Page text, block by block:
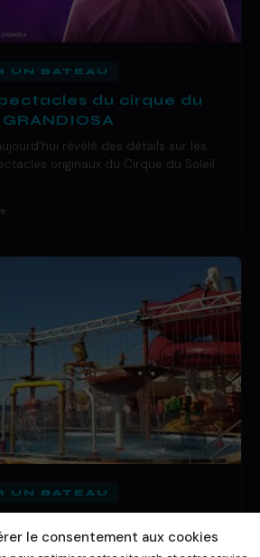
le consentement aux cookies
UN BATEAU
du cirque du
révélé des détails sur les
originaux du Cirque du Soleil
UN BATEAU